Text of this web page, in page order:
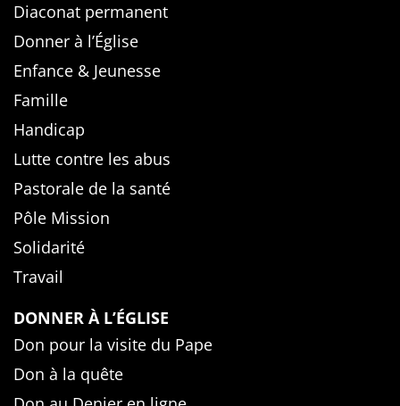
Diaconat permanent
Donner à l’Église
Enfance & Jeunesse
Famille
Handicap
Lutte contre les abus
Pastorale de la santé
Pôle Mission
Solidarité
Travail
DONNER À L’ÉGLISE
Don pour la visite du Pape
Don à la quête